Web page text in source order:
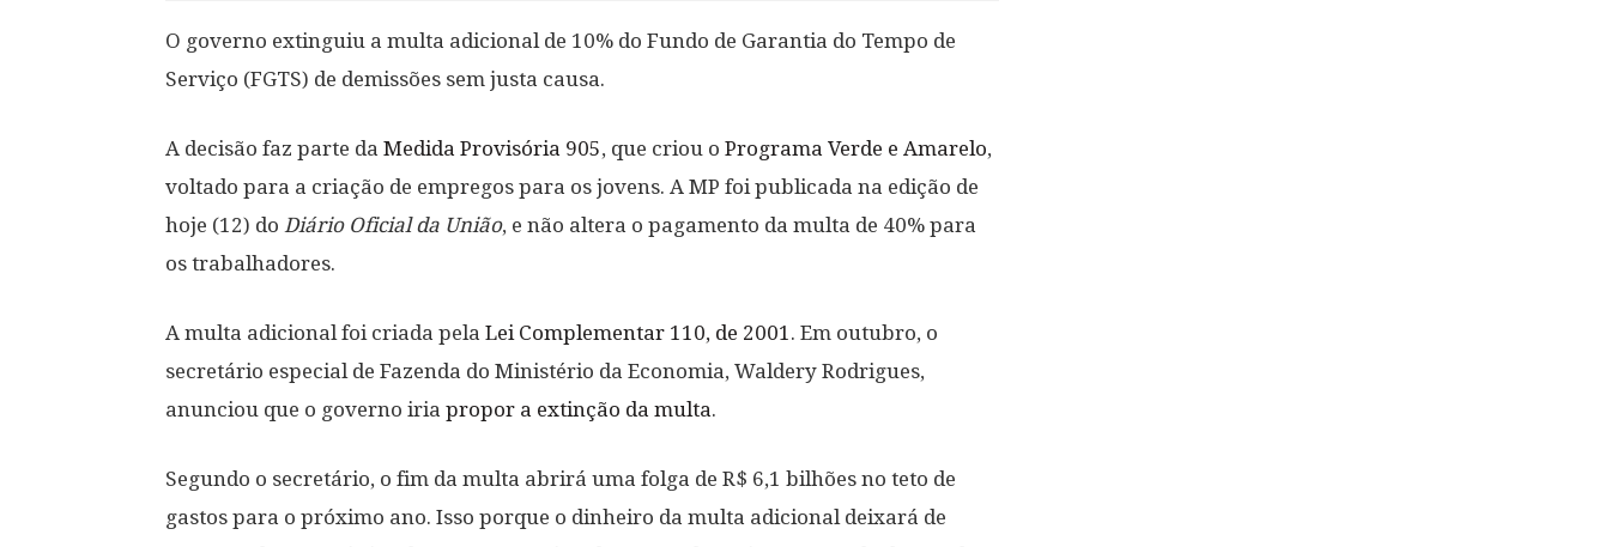
O governo extinguiu a multa adicional de 10% do Fundo de Garantia do Tempo de
Serviço (FGTS) de demissões sem justa causa.
A decisão faz parte da Medida Provisória 905, que criou o Programa Verde e Amarelo,
voltado para a criação de empregos para os jovens. A MP foi publicada na edição de
hoje (12) do Diário Oficial da União, e não altera o pagamento da multa de 40% para
os trabalhadores.
A multa adicional foi criada pela Lei Complementar 110, de 2001. Em outubro, o
secretário especial de Fazenda do Ministério da Economia, Waldery Rodrigues,
anunciou que o governo iria propor a extinção da multa.
Segundo o secretário, o fim da multa abrirá uma folga de R$ 6,1 bilhões no teto de
gastos para o próximo ano. Isso porque o dinheiro da multa adicional deixará de